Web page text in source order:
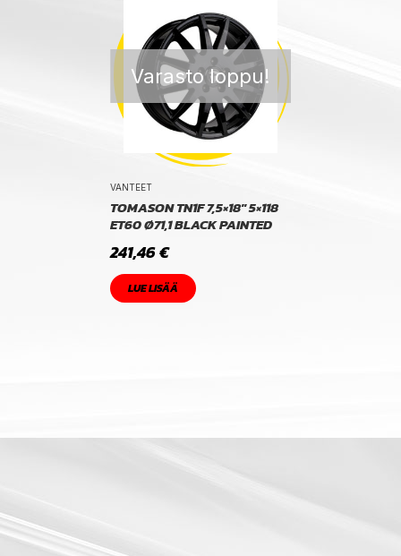
Varasto loppu!
VANTEET
TOMASON TN1F 7,5×18″ 5×118
ET60 Ø71,1 BLACK PAINTED
241,46€
LUE LISÄÄ